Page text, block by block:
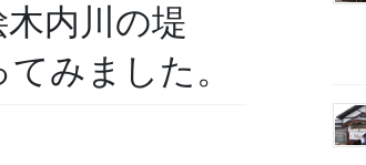
内川の堤
みました。